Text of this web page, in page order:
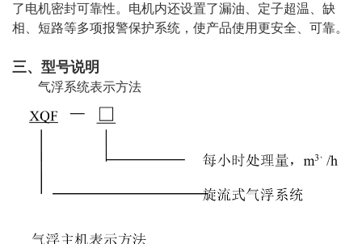
了电机密封可靠性。电机内还设置了漏油、定子超温、缺
相、短路等多项报警保护系统，使产品使用更安全、可靠。
三、型号说明
气浮系统表示方法